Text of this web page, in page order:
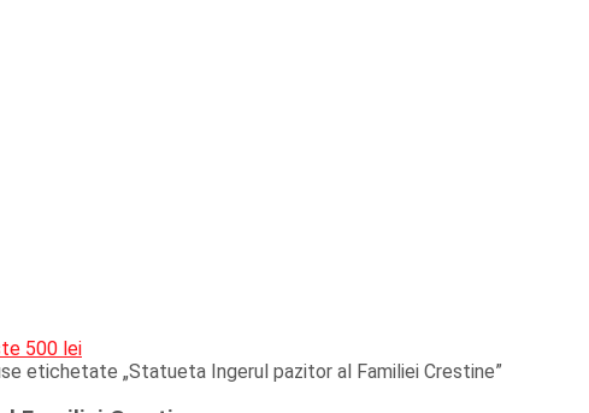
500 lei
etichetate „Statueta Ingerul pazitor al Familiei Crestine”